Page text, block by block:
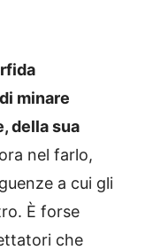
minare
della sua
nel farlo,
a cui gli
È forse
che